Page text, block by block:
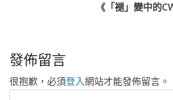
《「褪」變中的
發佈留言
很抱歉，必須登入網站才能發佈留言。